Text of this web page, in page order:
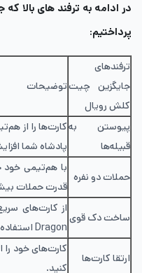
در ادامه به ترفند های بالا
پرداختیم:
ترفندهای
جایگزین چیت
کلش رویال
توضیحات
پیوستن به
قبیله‌ها
کارت‌ها را از
پادشاه شما
حملات دو نفره
با هم‌تیمی خود
قدرت حملات
ساخت دک قوی
Dragon استفاده کنید.
ارتقا کارت‌ها
کارت‌های خود را
کنید.